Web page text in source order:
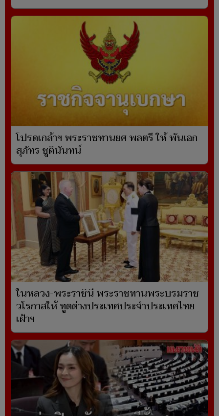
โปรดเกล้าฯ พระราชทานยศ พลตรี ให้ พันเอก
สุภัทร ชูตินันทน์
ในหลวง-พระราชินี พระราชทานพระบรมราช
วโรกาสให้ ทูตต่างประเทศประจำประเทศไทย
เฝ้าฯ